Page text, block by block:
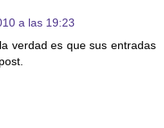
a las 19:23
verdad es que sus entradas